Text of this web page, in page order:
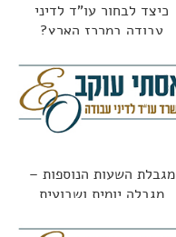
כיצד לבחור עו"ד לדיני
עבודה במרכז הארץ?
מגבלת השעות הנוספות –
מגבלה יומית ושבועית